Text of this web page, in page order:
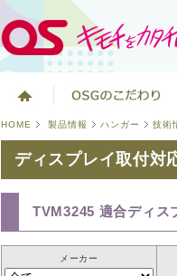
HOME 製品情報 ハンガー 技術
ディスプレイ取付対
TVM3245 適合ディス
メーカー